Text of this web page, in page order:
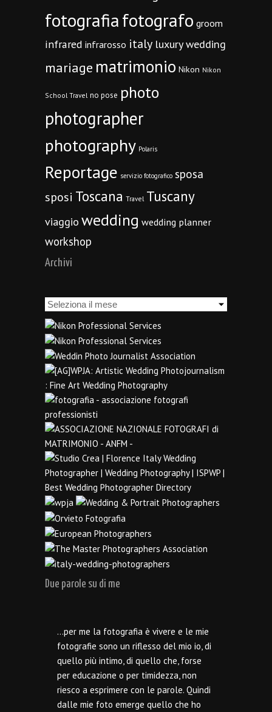
fotografiafotografo groom
infrared infrarosso italy luxury wedding
mariage matrimonio Nikon Nikon
School Travel no pose photo
photographer
photography Polaris
Reportage servizio fotografico sposa
sposi Toscana Travel Tuscany
viaggio wedding wedding planner
workshop
Archivi
Archivi
Due parole su di me
…per me la fotografia è vivere e le mie
fotografie sono un riflesso del mio io, di
quello più intimo, di quello che, forse
per educazione o per timidezza, non
riesco a esprimere con le parole. Quindi
dalle mie foto emerge quello che ho